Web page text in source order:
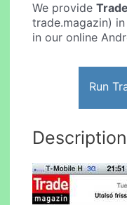
We provide
trade.magazin)
in our online
Run